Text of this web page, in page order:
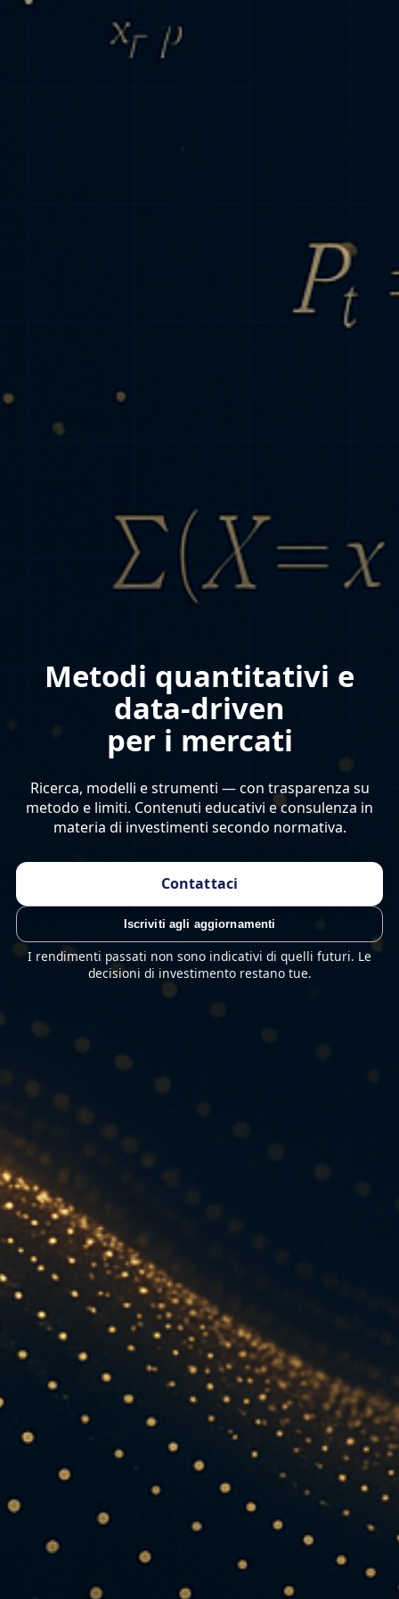
Chi Siamo
Metodi quantitativi e
data-driven
per i mercati
Ricerca, modelli e strumenti — con trasparenza su
metodo e limiti. Contenuti educativi e consulenza in
materia di investimenti secondo normativa.
Contattaci
Iscriviti agli aggiornamenti
I rendimenti passati non sono indicativi di quelli futuri. Le
decisioni di investimento restano tue.